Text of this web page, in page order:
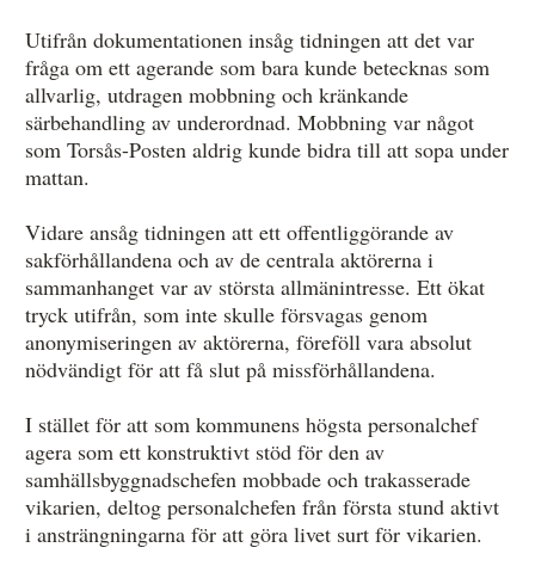
Utifrån dokumentationen insåg tidningen att det var
fråga om ett agerande som bara kunde betecknas som
allvarlig, utdragen mobbning och kränkande
särbehandling av underordnad. Mobbning var något
som Torsås-Posten aldrig kunde bidra till att sopa under
mattan.
Vidare ansåg tidningen att ett offentliggörande av
sakförhållandena och av de centrala aktörerna i
sammanhanget var av största allmänintresse. Ett ökat
tryck utifrån, som inte skulle försvagas genom
anonymiseringen av aktörerna, föreföll vara absolut
nödvändigt för att få slut på missförhållandena.
I stället för att som kommunens högsta personalchef
agera som ett konstruktivt stöd för den av
samhällsbyggnadschefen mobbade och trakasserade
vikarien, deltog personalchefen från första stund aktivt
i ansträngningarna för att göra livet surt för vikarien.